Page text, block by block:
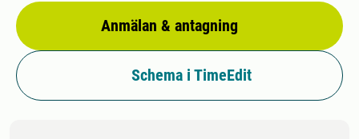
Anmälan & antagning
Schema i TimeEdit